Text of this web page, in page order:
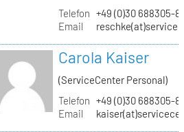
Telefon +49 (0)30 688305-
Email
Carola Kaiser
(ServiceCenter Personal)
Telefon +49 (0)30 688305-
Email